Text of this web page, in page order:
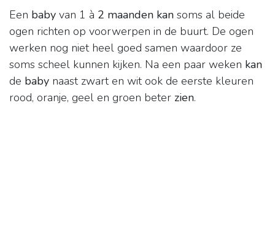
Een baby van 1 à 2 maanden kan soms al beide
ogen richten op voorwerpen in de buurt. De ogen
werken nog niet heel goed samen waardoor ze
soms scheel kunnen kijken. Na een paar weken kan
de baby naast zwart en wit ook de eerste kleuren
rood, oranje, geel en groen beter zien.